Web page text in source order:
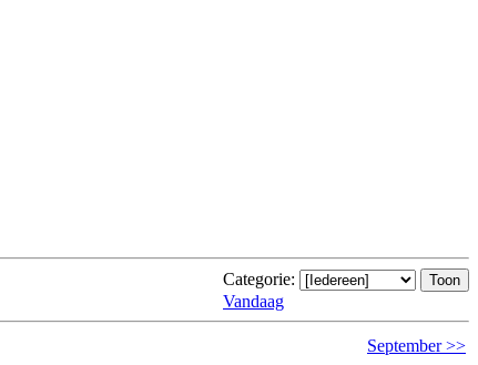
Categorie:
Vandaag
September >>